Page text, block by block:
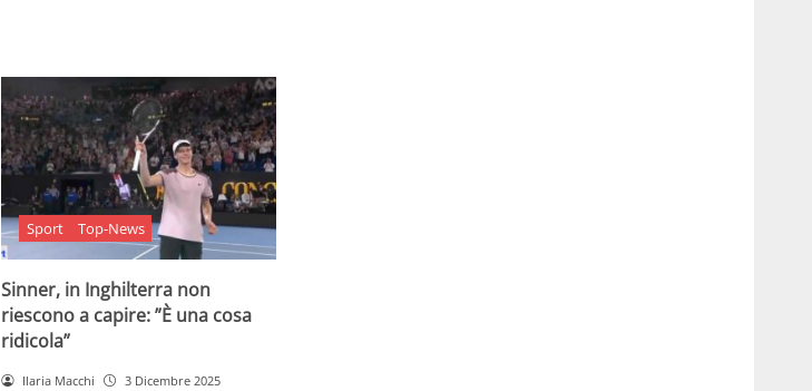
Sport Top-News
Sinner, in Inghilterra non
riescono a capire: ”È una cosa
ridicola”
Ilaria Macchi 3 Dicembre 2025